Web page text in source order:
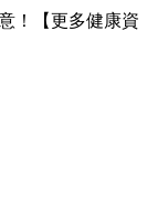
！【更多健康資